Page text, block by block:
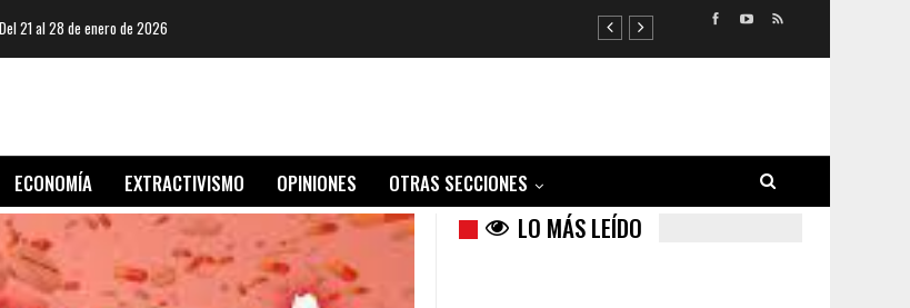
21 al 28 de enero de 2026
ECONOMÍA EXTRACTIVISMO OPINIONES OTRAS SECCIONES
LO MÁS LEÍDO